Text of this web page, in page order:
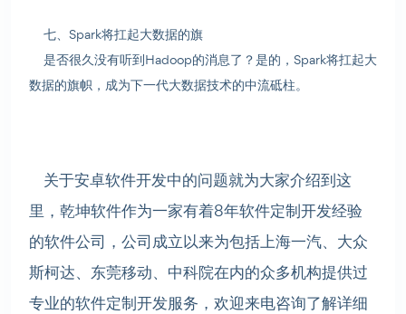
七、Spark将扛起大数据的旗
是否很久没有听到Hadoop的消息了？是的，Spark将扛起大
数据的旗帜，成为下一代大数据技术的中流砥柱。
关于安卓软件开发中的问题就为大家介绍到这
里，乾坤软件作为一家有着8年软件定制开发经验
的软件公司，公司成立以来为包括上海一汽、大众
斯柯达、东莞移动、中科院在内的众多机构提供过
专业的软件定制开发服务，欢迎来电咨询了解详细